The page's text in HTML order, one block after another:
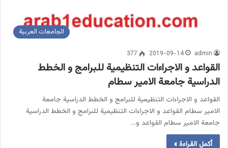
الجامعات العربية
admin
2019-09-14
377
القواعد و الاجراءات التنظيمية للبرامج و الخطط
الدراسية جامعة الامير سطام
القواعد و الاجراءات التنظيمية للبرامج و الخطط الدراسية جامعة
الامير سطام القواعد و الاجراءات التنظيمية للبرامج و الخطط الدراسية
جامعة الامير سطام القواعد و…
أكمل القراءة »